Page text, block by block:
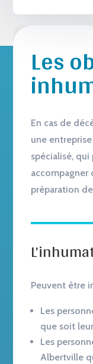
Les
En cas de
une
spécialisé,
accompagner
préparation
Peuvent être
Les
que soit
Les
Albertville